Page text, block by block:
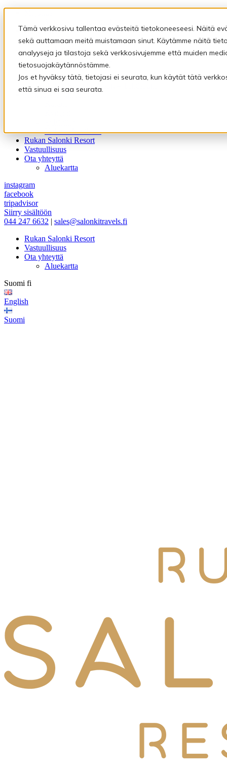
Tämä verkkosivu tallentaa evästeitä tietokoneeseesi. Näitä
sekä auttamaan meitä muistamaan sinut. Käytämme näitä
analyyseja ja tilastoja sekä verkkosivujemme että muiden
tietosuojakäytännöstämme.
Jos et hyväksy tätä, tietojasi ei seurata, kun käytät tätä
että sinua ei saa seurata.
Ravintolat
Ravintola Kultala
Rukan Kuksa
Eräravintola Kymppi
Saunat
Pyhäpiilon saunamaailma
Rukan Salonki Resort – Tähtisauna
Kokous- ja juhlatilat
Kokous huvilassa
Rukan Salonki Resort
Vastuullisuus
Ota yhteyttä
Aluekartta
instagram
facebook
tripadvisor
Siirry sisältöön
044 247 6632 | sales@salonkitravels.fi
Rukan Salonki Resort
Vastuullisuus
Ota yhteyttä
Aluekartta
Suomi fi
English
Suomi